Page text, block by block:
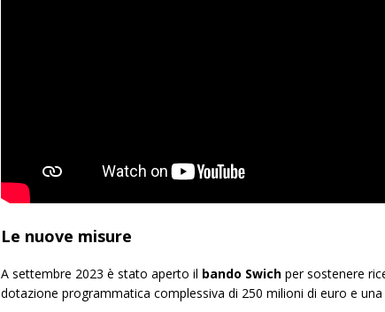
Le nuove misure
A settembre 2023 è stato aperto il bando Swich per sostenere
dotazione programmatica complessiva di 250 milioni di euro e